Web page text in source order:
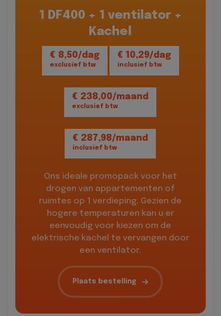
1 DF400 + 1 ventilator +
Kachel
€ 8,50/dag
exclusief btw
€ 10,29/dag
inclusief btw
€ 238,00/maand
exclusief btw
€ 287,98/maand
inclusief btw
Ons ideale promopack voor het
drogen van appartementen of
ruimtes op 1 verdieping. Gezien de
hogere temperaturen kan u er
eenvoudig voor kiezen om de
elektrische kachel te vervangen door
een ventilator.
Plaats bestelling